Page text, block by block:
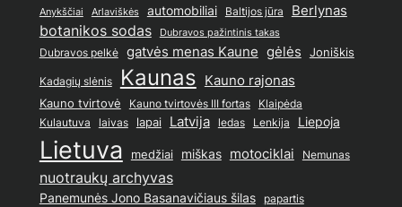
Anykščiai Arlaviškės automobiliai Baltijos jūra
Berlynas
botanikos sodas
Dubravos pažintinis takas
Dubravos pelkė gatvės menas Kaune gėlės Joniškis
Kadagių slėnis Kaunas Kauno rajonas
Kauno tvirtovė Kauno tvirtovės III fortas Klaipėda
Kulautuva laivas lapai Latvija ledas Lenkija Liepoja
Lietuva medžiai miškas motociklai Nemunas
nuotraukų archyvas
Panemunės Jono Basanavičiaus šilas papartis